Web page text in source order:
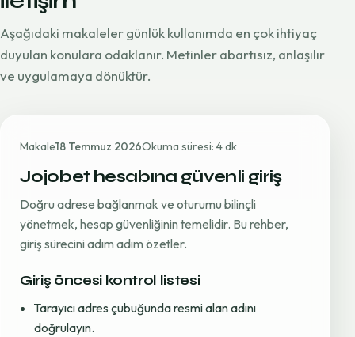
Aşağıdaki makaleler günlük kullanımda en çok ihtiyaç
duyulan konulara odaklanır. Metinler abartısız, anlaşılır
ve uygulamaya dönüktür.
Makale18 Temmuz 2026Okuma süresi: 4 dk
Jojobet hesabına güvenli giriş
Doğru adrese bağlanmak ve oturumu bilinçli
yönetmek, hesap güvenliğinin temelidir. Bu rehber,
giriş sürecini adım adım özetler.
Giriş öncesi kontrol listesi
Tarayıcı adres çubuğunda resmi alan adını
doğrulayın.